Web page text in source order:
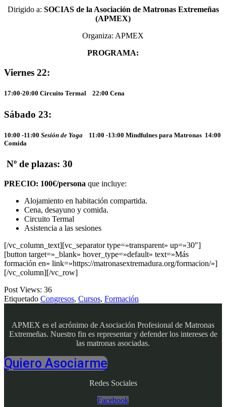
Dirigido a: SOCIAS de la Asociación de Matronas Extremeñas
(APMEX)
Organiza: APMEX
PROGRAMA:
Viernes 22:
17:00-20:00 Circuito Termal 22:00 Cena
Sábado 23:
10:00 -11:00 Sesión de Yoga 11:00 -13:00 Mindfulnes para Matronas 14:00
Comida
Nº de plazas: 30
PRECIO: 100€/persona que incluye:
Alojamiento en habitación compartida.
Cena, desayuno y comida.
Circuito Termal
Asistencia a las sesiones
[/vc_column_text][vc_separator type=»transparent» up=»30″]
[button target=»_blank» hover_type=»default» text=»Más
formación en» link=»https://matronasextremadura.org/formacion/»]
[/vc_column][/vc_row]
Post Views: 36
Etiquetado Congresos, Cursos, Formación
APMEX es el acrónimo de Asociación Profesional de Matronas
Extremeñas. Nuestro fin es representar y defender los intereses de
las matronas asociadas.
Quiero Asociarme
Redes Sociales
Facebook